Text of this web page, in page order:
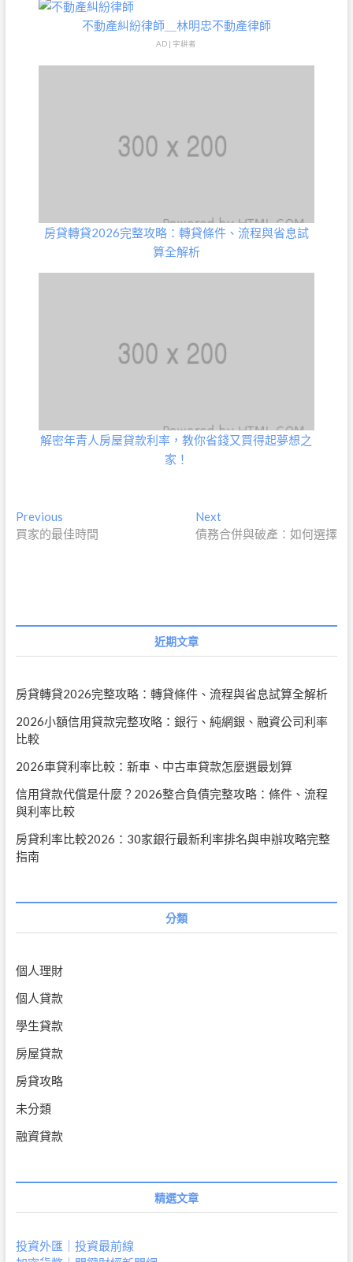
不動產糾紛律師＿林明忠不動產律師
AD | 字耕者
房貸轉貸2026完整攻略：轉貸條件、流程與省息試
算全解析
解密年青人房屋貸款利率，教你省錢又買得起夢想之
家！
文
章
PreviousPrevious
post:
買家的最佳時間
NextNext
post:
債務合併與破產：如何選擇
近期文章
房貸轉貸2026完整攻略：轉貸條件、流程與省息試算全解析
2026小額信用貸款完整攻略：銀行、純網銀、融資公司利率
比較
2026車貸利率比較：新車、中古車貸款怎麼選最划算
信用貸款代償是什麼？2026整合負債完整攻略：條件、流程
與利率比較
房貸利率比較2026：30家銀行最新利率排名與申辦攻略完整
指南
分類
個人理財
個人貸款
學生貸款
房屋貸款
房貸攻略
未分類
融資貸款
精選文章
投資外匯｜投資最前線